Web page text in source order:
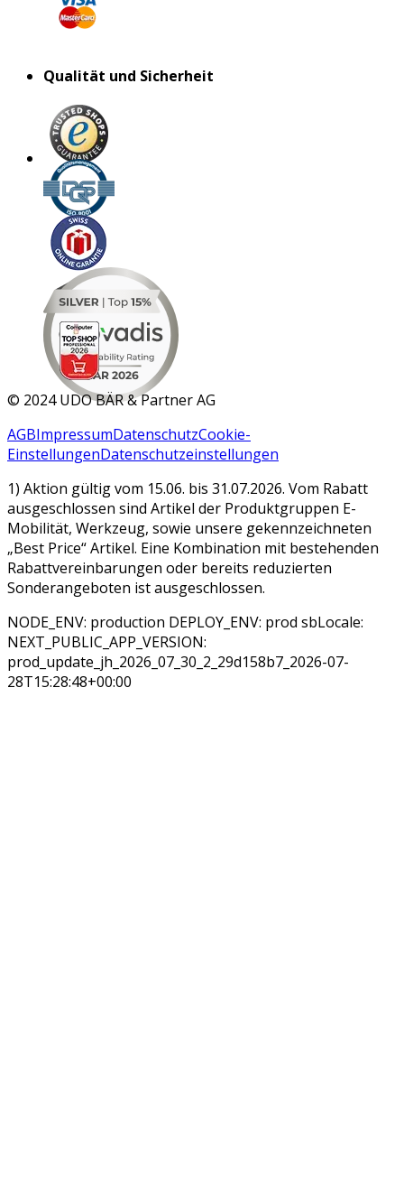
Qualität und Sicherheit
MAR 2026
© 2024 UDO BÄR & Partner AG
AGBImpressumDatenschutzCookie-
EinstellungenDatenschutzeinstellungen
1) Aktion gültig vom 15.06. bis 31.07.2026. Vom Rabatt
ausgeschlossen sind Artikel der Produktgruppen E-
Mobilität, Werkzeug, sowie unsere gekennzeichneten
„Best Price“ Artikel. Eine Kombination mit bestehenden
Rabattvereinbarungen oder bereits reduzierten
Sonderangeboten ist ausgeschlossen.
NODE_ENV: production DEPLOY_ENV: prod sbLocale:
NEXT_PUBLIC_APP_VERSION:
prod_update_jh_2026_07_30_2_29d158b7_2026-07-
28T15:28:48+00:00